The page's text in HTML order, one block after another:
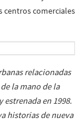
centros comerciales
relacionadas
la mano de la
en 1998.
historias de nueva